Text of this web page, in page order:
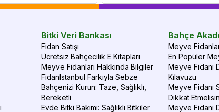
Bitki Veri Bankası
Fidan Satışı
Ücretsiz Bahçecilik E Kitapları
Meyve Fidanları Hakkında Bilgiler
FidanIstanbul Farkıyla Sebze
Bahçenizi Kurun: Taze, Sağlıklı,
Bereketli
Evde Bitki Bakımı: Sağlıklı Bitkiler
Bahçe
Meyve
En Popüler
Meyve Fidanı
Kılavuzu
Meyve Fidanı
Dikkat
Meyve Fidanı